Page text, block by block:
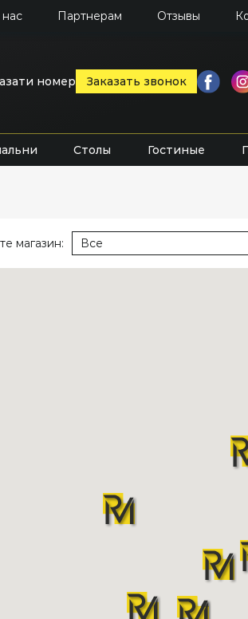
Партнерам Отзывы
номер Заказать звонок
Столы Гостиные
магазин: Все